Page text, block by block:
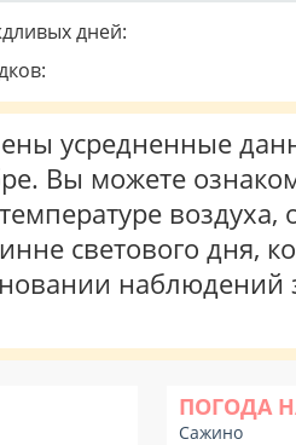
дней:
усредненные
Вы можете
воздуха,
светового дня,
наблюдений
ПОГОДА
Сажино